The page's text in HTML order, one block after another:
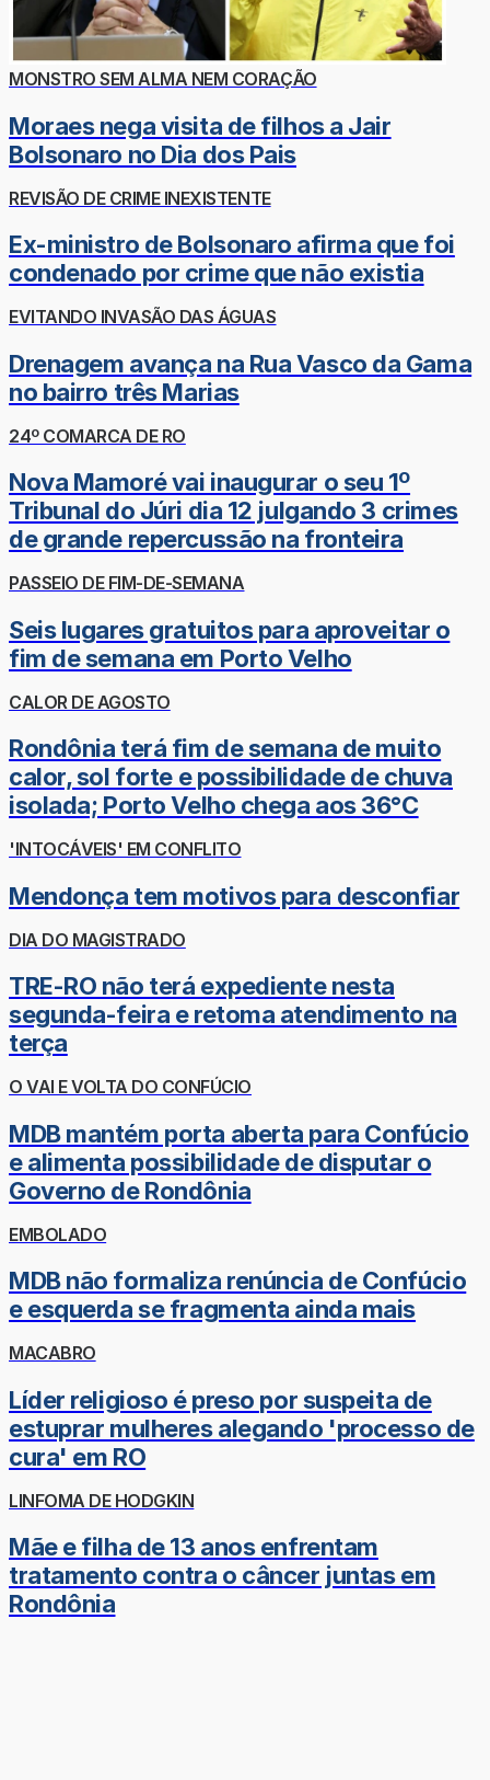
MONSTRO SEM ALMA NEM CORAÇÃO
Moraes nega visita de filhos a Jair
Bolsonaro no Dia dos Pais
REVISÃO DE CRIME INEXISTENTE
Ex-ministro de Bolsonaro afirma que foi
condenado por crime que não existia
EVITANDO INVASÃO DAS ÁGUAS
Drenagem avança na Rua Vasco da Gama
no bairro três Marias
24º COMARCA DE RO
Nova Mamoré vai inaugurar o seu 1º
Tribunal do Júri dia 12 julgando 3 crimes
de grande repercussão na fronteira
PASSEIO DE FIM-DE-SEMANA
Seis lugares gratuitos para aproveitar o
fim de semana em Porto Velho
CALOR DE AGOSTO
Rondônia terá fim de semana de muito
calor, sol forte e possibilidade de chuva
isolada; Porto Velho chega aos 36°C
'INTOCÁVEIS' EM CONFLITO
Mendonça tem motivos para desconfiar
DIA DO MAGISTRADO
TRE-RO não terá expediente nesta
segunda-feira e retoma atendimento na
terça
O VAI E VOLTA DO CONFÚCIO
MDB mantém porta aberta para Confúcio
e alimenta possibilidade de disputar o
Governo de Rondônia
EMBOLADO
MDB não formaliza renúncia de Confúcio
e esquerda se fragmenta ainda mais
MACABRO
Líder religioso é preso por suspeita de
estuprar mulheres alegando 'processo de
cura' em RO
LINFOMA DE HODGKIN
Mãe e filha de 13 anos enfrentam
tratamento contra o câncer juntas em
Rondônia